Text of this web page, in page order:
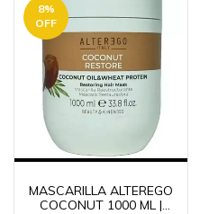
8%
OFF
MASCARILLA ALTEREGO
COCONUT 1000 ML |